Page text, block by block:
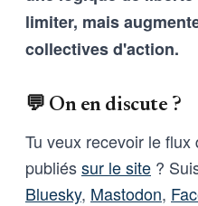
limiter, mais
collectives d'action.
💬 On en discute ?
Tu veux recevoir le
publiéssur le site ?
Bluesky, Mastodon,